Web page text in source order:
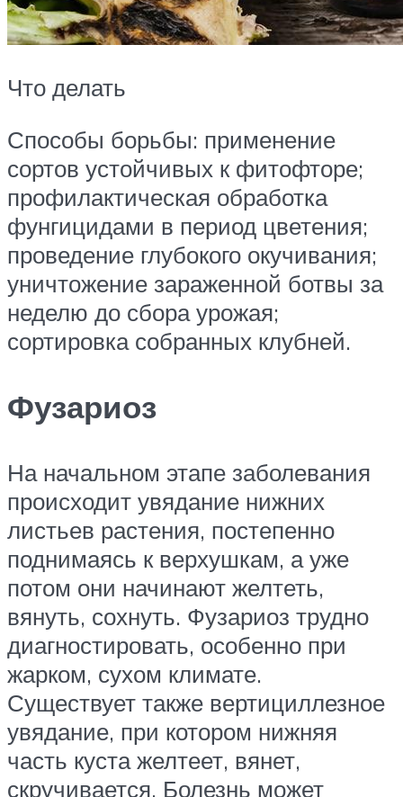
Что делать
Способы борьбы: применение
сортов устойчивых к фитофторе;
профилактическая обработка
фунгицидами в период цветения;
проведение глубокого окучивания;
уничтожение зараженной ботвы за
неделю до сбора урожая;
сортировка собранных клубней.
Фузариоз
На начальном этапе заболевания
происходит увядание нижних
листьев растения, постепенно
поднимаясь к верхушкам, а уже
потом они начинают желтеть,
вянуть, сохнуть. Фузариоз трудно
диагностировать, особенно при
жарком, сухом климате.
Существует также вертициллезное
увядание, при котором нижняя
часть куста желтеет, вянет,
скручивается. Болезнь может